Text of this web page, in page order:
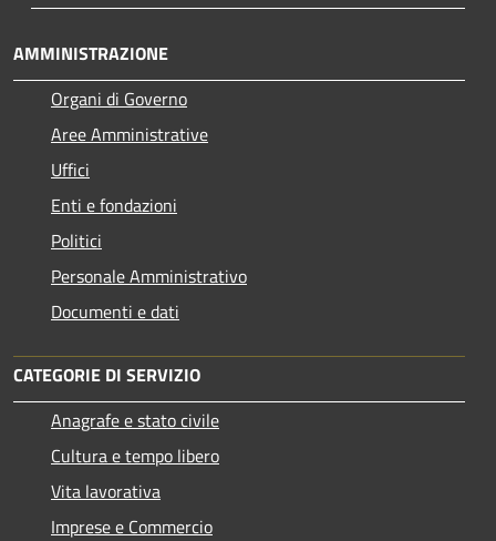
AMMINISTRAZIONE
Organi di Governo
Aree Amministrative
Uffici
Enti e fondazioni
Politici
Personale Amministrativo
Documenti e dati
CATEGORIE DI SERVIZIO
Anagrafe e stato civile
Cultura e tempo libero
Vita lavorativa
Imprese e Commercio